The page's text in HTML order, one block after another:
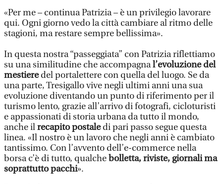
«Per me – continua Patrizia – è un privilegio lavorare
qui. Ogni giorno vedo la città cambiare al ritmo delle
stagioni, ma restare sempre bellissima».
In questa nostra “passeggiata” con Patrizia riflettiamo
su una similitudine che accompagnal’evoluzione del
mestieredel portalettere con quella del luogo. Se da
una parte, Tresigallo vive negli ultimi anni una sua
evoluzione diventando un punto di riferimento per il
turismo lento, grazie all’arrivo di fotografi, cicloturisti
e appassionati di storia urbana da tutto il mondo,
anche ilrecapito postaledi pari passo segue questa
linea. «Il nostro è un lavoro che negli anni è cambiato
tantissimo. Con l’avvento dell’e-commerce nella
borsa c’è di tutto, qualche bolletta, riviste, giornali ma
soprattutto pacchi».